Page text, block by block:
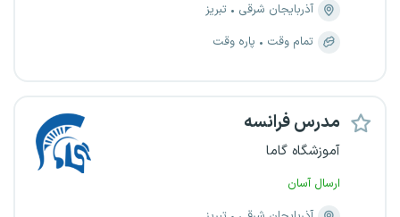
آذربایجان شرقی
تبریز
تمام وقت
پاره وقت
مدرس فرانسه
آموزشگاه گاما
ارسال آسان